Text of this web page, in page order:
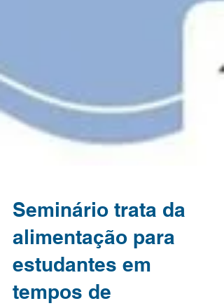
Seminário trata da
alimentação para